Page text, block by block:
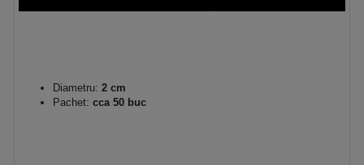
Diametru: 2 cm
Pachet: cca 50 buc